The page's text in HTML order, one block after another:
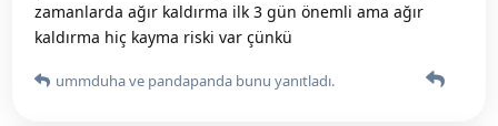
zamanlarda ağır kaldırma ilk 3 gün önemli ama ağır
kaldırma hiç kayma riski var çünkü
ummduhave pandapanda bunu yanıtladı.